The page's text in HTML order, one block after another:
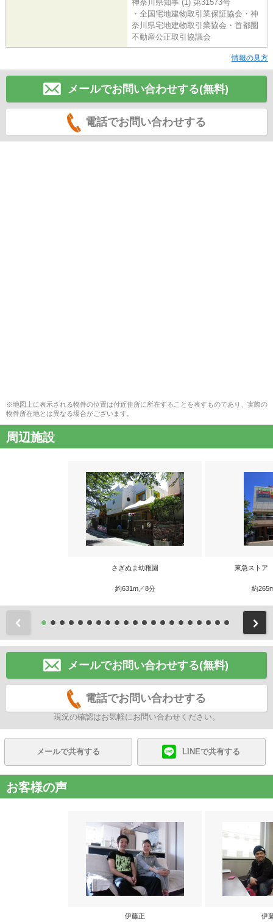
神奈川県知事 (1) 第31573号
・全国宅地建物取引業保証協会・神
奈川県宅地建物取引業協会・首都圏
不動産公正取引協議会
情報の見方
メールでお問い合わせする(無料)
電話でお問い合わせする
※地図上に表示される物件の位置は付近住所に所在することを表すものであり、実際の
物件所在地とは異なる場合がございます。
周辺施設
さぎぬま幼稚園
約631m／8分
東急ストア
約
前
メールでお問い合わせする(無料)
電話でお問い合わせする
現況の確認はお気軽にお問い合わせください。
メールで共有する LINEで共有する
お客様の声
伊藤正 伊